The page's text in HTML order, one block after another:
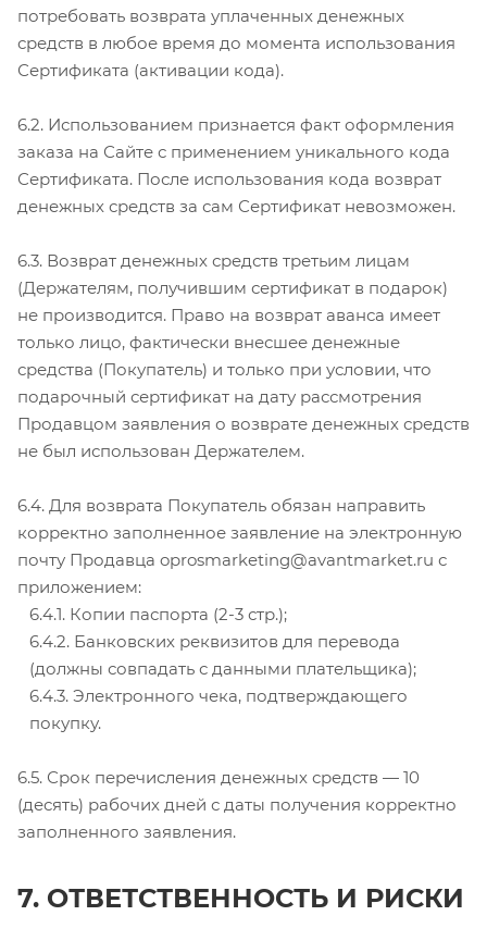
потребовать возврата уплаченных денежных
средств в любое время до момента использования
Сертификата (активации кода).
6.2. Использованием признается факт оформления
заказа на Сайте с применением уникального кода
Сертификата. После использования кода возврат
денежных средств за сам Сертификат невозможен.
6.3. Возврат денежных средств третьим лицам
(Держателям, получившим сертификат в подарок)
не производится. Право на возврат аванса имеет
только лицо, фактически внесшее денежные
средства (Покупатель) и только при условии, что
подарочный сертификат на дату рассмотрения
Продавцом заявления о возврате денежных средств
не был использован Держателем.
6.4. Для возврата Покупатель обязан направить
корректно заполненное заявление на электронную
почту Продавца oprosmarketing@avantmarket.ru с
приложением:
6.4.1. Копии паспорта (2-3 стр.);
6.4.2. Банковских реквизитов для перевода
(должны совпадать с данными плательщика);
6.4.3. Электронного чека, подтверждающего
покупку.
6.5. Срок перечисления денежных средств — 10
(десять) рабочих дней с даты получения корректно
заполненного заявления.
7. ОТВЕТСТВЕННОСТЬ И РИСКИ